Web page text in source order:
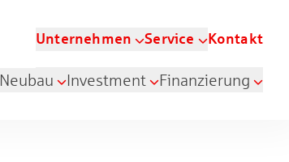
Unternehmen Service Kontakt
Neubau Investment Finanzierung